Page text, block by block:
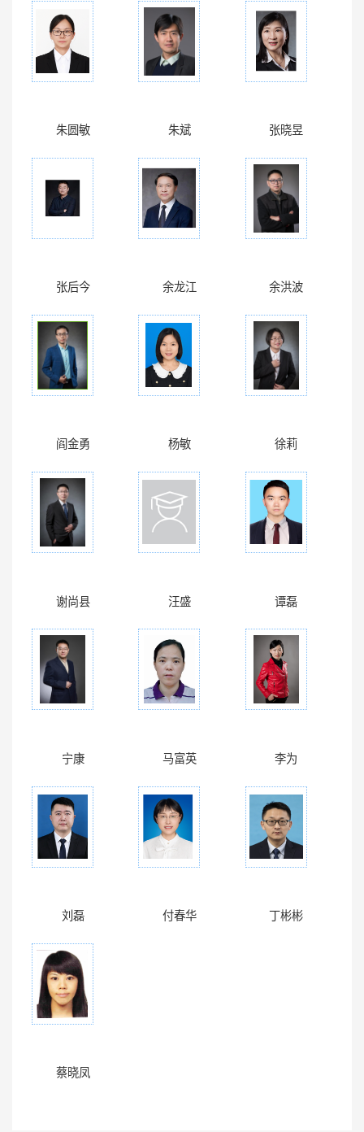
朱圆敏 朱斌 张晓昱
张后今 余龙江 余洪波
阎金勇 杨敏 徐莉
谢尚县 汪盛 谭磊
宁康 马富英 李为
刘磊 付春华 丁彬彬
蔡晓凤